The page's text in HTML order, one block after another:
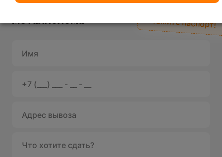
Вывоз
металлолома
возьмите паспорт!